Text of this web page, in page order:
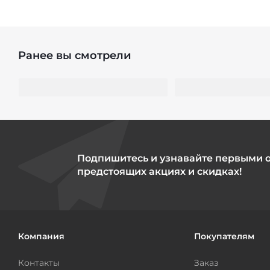
Ранее вы смотрели
Подпишитесь и узнавайте первыми
предстоящих акциях и скидках!
Компания
Контакты
Покупателям
Заказ